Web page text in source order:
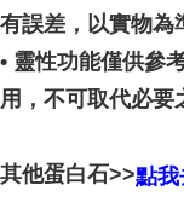
有誤差，以實物為
• 靈性功能僅供參
用，不可取代必要
其他蛋白石>>點我